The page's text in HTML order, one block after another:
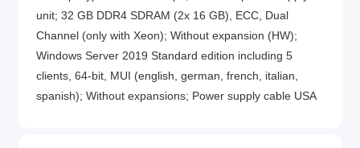
unit; 32 GB DDR4 SDRAM (2x 16 GB), ECC, Dual
Channel (only with Xeon); Without expansion (HW);
Windows Server 2019 Standard edition including 5
clients, 64-bit, MUI (english, german, french, italian,
spanish); Without expansions; Power supply cable USA